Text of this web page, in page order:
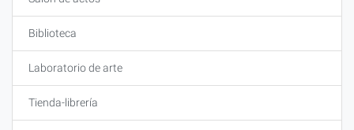
Biblioteca
Laboratorio de arte
Tienda-librería